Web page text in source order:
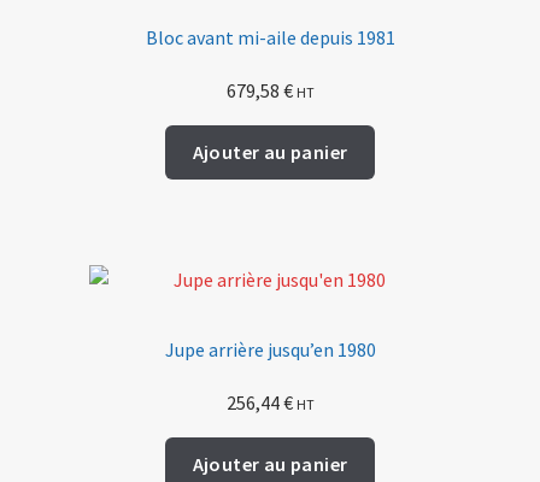
Bloc avant mi-aile depuis 1981
679,58 € HT
Ajouter au panier
Jupe arrière jusqu’en 1980
256,44€ HT
Ajouter au panier